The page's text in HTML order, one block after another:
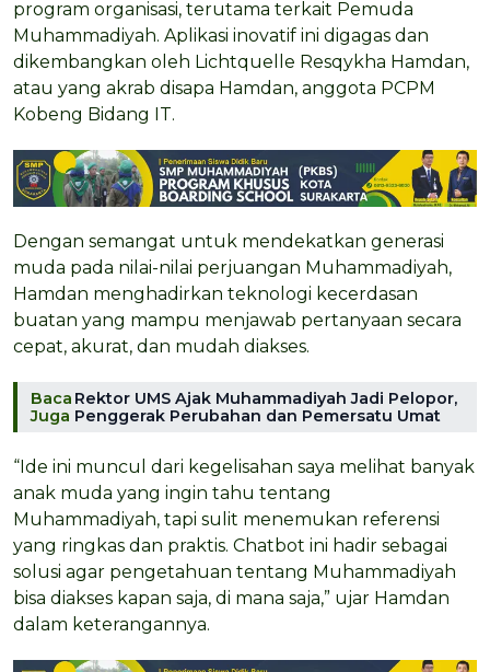
program organisasi, terutama terkait Pemuda
Muhammadiyah. Aplikasi inovatif ini digagas dan
dikembangkan oleh Lichtquelle Resqykha Hamdan,
atau yang akrab disapa Hamdan, anggota PCPM
Kobeng Bidang IT.
Dengan semangat untuk mendekatkan generasi
muda pada nilai-nilai perjuangan Muhammadiyah,
Hamdan menghadirkan teknologi kecerdasan
buatan yang mampu menjawab pertanyaan secara
cepat, akurat, dan mudah diakses.
Baca
Juga
Rektor UMS Ajak Muhammadiyah Jadi Pelopor,
Penggerak Perubahan dan Pemersatu Umat
“Ide ini muncul dari kegelisahan saya melihat banyak
anak muda yang ingin tahu tentang
Muhammadiyah, tapi sulit menemukan referensi
yang ringkas dan praktis. Chatbot ini hadir sebagai
solusi agar pengetahuan tentang Muhammadiyah
bisa diakses kapan saja, di mana saja,” ujar Hamdan
dalam keterangannya.